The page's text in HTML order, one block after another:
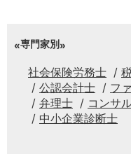
専門家別
社会保険労務士
公認会計士
フ
弁理士
コンサ
中小企業診断士